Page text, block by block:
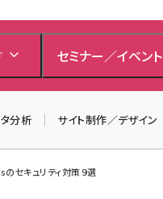
セミナー／イベント
分析 サイト制作／デザイン
セキュリティ対策９選
み受付中！ ／
▼